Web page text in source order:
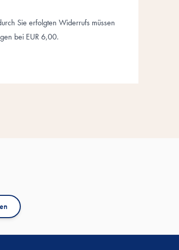
Sie erfolgten Widerrufs müssen
bei EUR 6,00.